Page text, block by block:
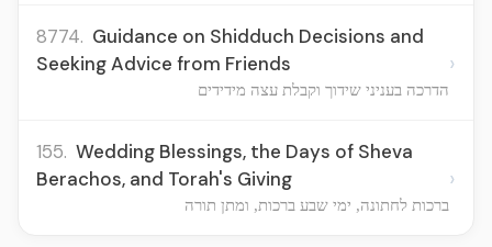
8774. Guidance on Shidduch Decisions and
Seeking Advice from Friends
הדרכה בעניני שידוך וקבלת עצה מידידים
›
155. Wedding Blessings, the Days of Sheva
Berachos, and Torah's Giving
ברכות לחתונה, ימי שבע ברכות, ומתן תורה
›